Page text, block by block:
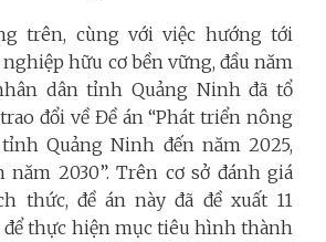
trên, cùng với việc hướng tới
hữu cơ bền vững, đầu năm
dân tỉnh Quảng Ninh đã tổ
đổi về Đề án “Phát triển nông
Quảng Ninh đến năm 2025,
2030”. Trên cơ sở đánh giá
thức, đề án này đã đề xuất 11
thực hiện mục tiêu hình thành